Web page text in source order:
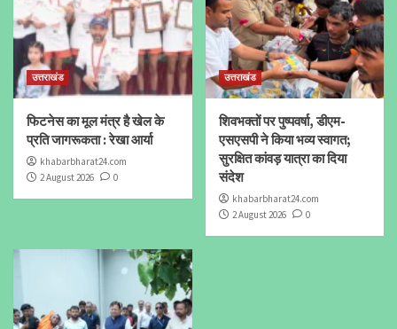
उत्तराखंड
फिटनेस का मूल मंत्र है खेल के
प्रति जागरूकता : रेखा आर्या
khabarbharat24.com
2 August 2026
0
उत्तराखंड
शिवभक्तों पर पुष्पवर्षा, डीएम-
एसएसपी ने किया भव्य स्वागत;
सुरक्षित कांवड़ यात्रा का दिया
संदेश
khabarbharat24.com
2 August 2026
0